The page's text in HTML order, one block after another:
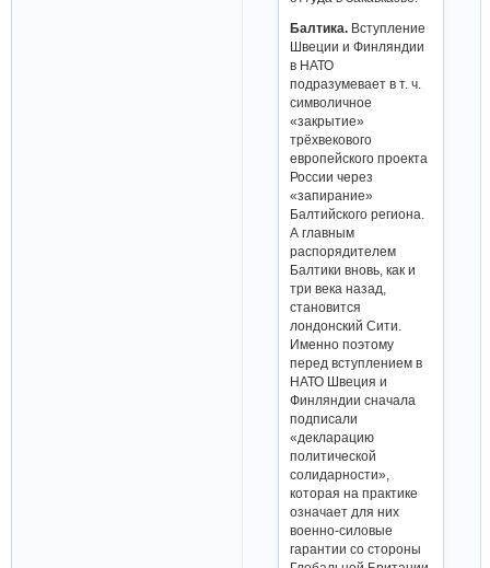
Балтика. Вступление
Швеции и Финляндии
в НАТО
подразумевает в т. ч.
символичное
«закрытие»
трёхвекового
европейского проекта
России через
«запирание»
Балтийского региона.
А главным
распорядителем
Балтики вновь, как и
три века назад,
становится
лондонский Сити.
Именно поэтому
перед вступлением в
НАТО Швеция и
Финляндии сначала
подписали
«декларацию
политической
солидарности»,
которая на практике
означает для них
военно-силовые
гарантии со стороны